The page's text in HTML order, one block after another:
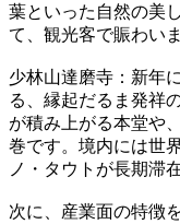
葉といった自然の美
て、観光客で賑わいま
少林山達磨寺：新年
る、縁起だるま発祥
が積み上がる本堂や
巻です。境内には世
ノ・タウトが長期滞
次に、産業面の特徴